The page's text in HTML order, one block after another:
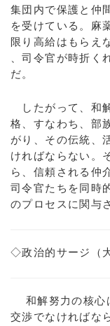
集団内で保護と仲
を受けている。麻
限り高給はもらえ
、司令官が時折く
だ。
したがって、和
格、すなわち、部
がり、その伝統、
ければならない。
ら、信頼される仲
司令官たちを同時
のプロセスに関与
◇政治的サージ（
和解努力の核心
交渉でなければな